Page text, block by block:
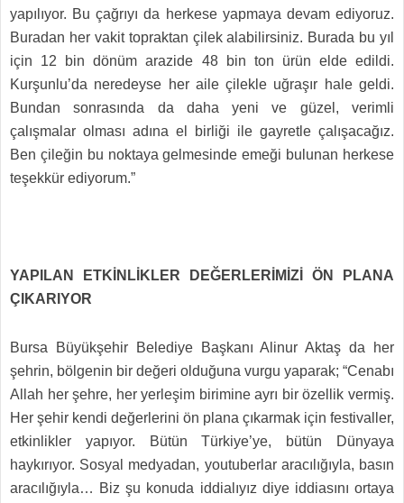
yapılıyor. Bu çağrıyı da herkese yapmaya devam ediyoruz.
Buradan her vakit topraktan çilek alabilirsiniz. Burada bu yıl
için 12 bin dönüm arazide 48 bin ton ürün elde edildi.
Kurşunlu’da neredeyse her aile çilekle uğraşır hale geldi.
Bundan sonrasında da daha yeni ve güzel, verimli
çalışmalar olması adına el birliği ile gayretle çalışacağız.
Ben çileğin bu noktaya gelmesinde emeği bulunan herkese
teşekkür ediyorum.”
YAPILAN ETKİNLİKLER DEĞERLERİMİZİ ÖN PLANA
ÇIKARIYOR
Bursa Büyükşehir Belediye Başkanı Alinur Aktaş da her
şehrin, bölgenin bir değeri olduğuna vurgu yaparak; “Cenabı
Allah her şehre, her yerleşim birimine ayrı bir özellik vermiş.
Her şehir kendi değerlerini ön plana çıkarmak için festivaller,
etkinlikler yapıyor. Bütün Türkiye’ye, bütün Dünyaya
haykırıyor. Sosyal medyadan, youtuberlar aracılığıyla, basın
aracılığıyla… Biz şu konuda iddialıyız diye iddiasını ortaya